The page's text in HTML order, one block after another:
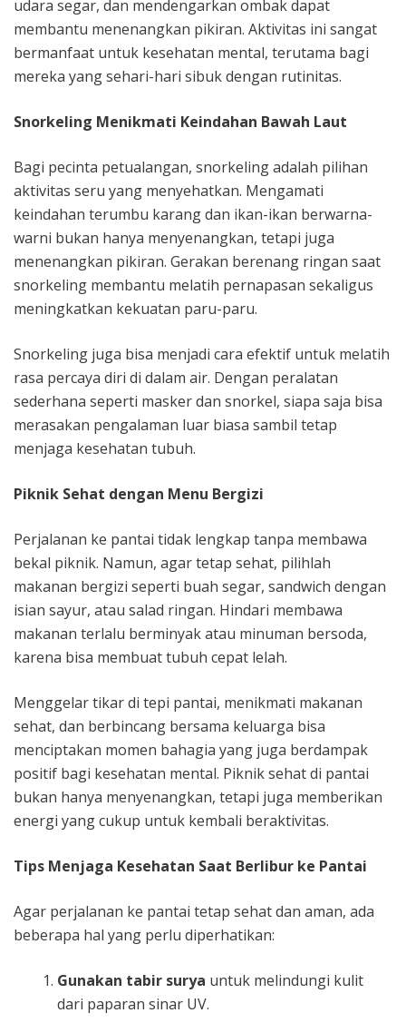
udara segar, dan mendengarkan ombak dapat
membantu menenangkan pikiran. Aktivitas ini sangat
bermanfaat untuk kesehatan mental, terutama bagi
mereka yang sehari-hari sibuk dengan rutinitas.
Snorkeling Menikmati Keindahan Bawah Laut
Bagi pecinta petualangan, snorkeling adalah pilihan
aktivitas seru yang menyehatkan. Mengamati
keindahan terumbu karang dan ikan-ikan berwarna-
warni bukan hanya menyenangkan, tetapi juga
menenangkan pikiran. Gerakan berenang ringan saat
snorkeling membantu melatih pernapasan sekaligus
meningkatkan kekuatan paru-paru.
Snorkeling juga bisa menjadi cara efektif untuk melatih
rasa percaya diri di dalam air. Dengan peralatan
sederhana seperti masker dan snorkel, siapa saja bisa
merasakan pengalaman luar biasa sambil tetap
menjaga kesehatan tubuh.
Piknik Sehat dengan Menu Bergizi
Perjalanan ke pantai tidak lengkap tanpa membawa
bekal piknik. Namun, agar tetap sehat, pilihlah
makanan bergizi seperti buah segar, sandwich dengan
isian sayur, atau salad ringan. Hindari membawa
makanan terlalu berminyak atau minuman bersoda,
karena bisa membuat tubuh cepat lelah.
Menggelar tikar di tepi pantai, menikmati makanan
sehat, dan berbincang bersama keluarga bisa
menciptakan momen bahagia yang juga berdampak
positif bagi kesehatan mental. Piknik sehat di pantai
bukan hanya menyenangkan, tetapi juga memberikan
energi yang cukup untuk kembali beraktivitas.
Tips Menjaga Kesehatan Saat Berlibur ke Pantai
Agar perjalanan ke pantai tetap sehat dan aman, ada
beberapa hal yang perlu diperhatikan:
Gunakan tabir surya untuk melindungi kulit
dari paparan sinar UV.